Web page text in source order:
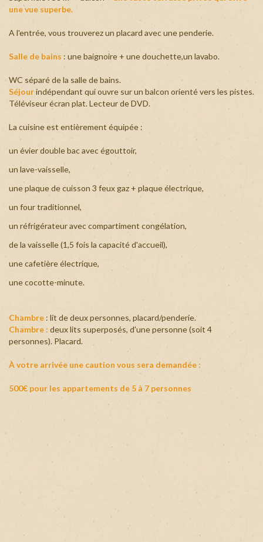
une vue superbe.
A l'entrée, vous trouverez un placard avec une penderie.
Salle de bains : une baignoire + une douchette,un lavabo.
WC séparé de la salle de bains.
Séjourindépendant qui ouvre sur un balcon orienté vers les pistes.
Téléviseur écran plat. Lecteur de DVD.
La cuisine est entièrement équipée :
un évier double bac avec égouttoir,
un lave-vaisselle,
une plaque de cuisson 3 feux gaz + plaque électrique,
un four traditionnel,
un réfrigérateur avec compartiment congélation,
de la vaisselle (1,5 fois la capacité d'accueil),
une cafetière électrique,
une cocotte-minute.
Chambre : lit de deux personnes, placard/penderie.
Chambre : deux lits superposés, d'une personne (soit 4
personnes). Placard.
À votre arrivée une caution vous sera demandée :
500€ pour les appartements de 5 à 7 personnes